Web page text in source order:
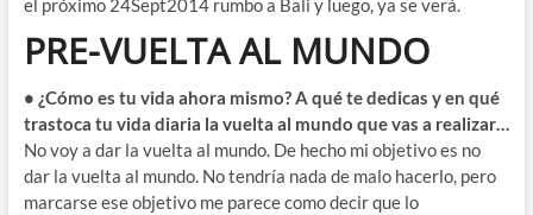
el próximo 24Sept2014 rumbo a Bali y luego, ya se verá.
PRE-VUELTA AL MUNDO
• ¿Cómo es tu vida ahora mismo? A qué te dedicas y en qué
trastoca tu vida diaria la vuelta al mundo que vas a realizar…
No voy a dar la vuelta al mundo. De hecho mi objetivo es no
dar la vuelta al mundo. No tendría nada de malo hacerlo, pero
marcarse ese objetivo me parece como decir que lo